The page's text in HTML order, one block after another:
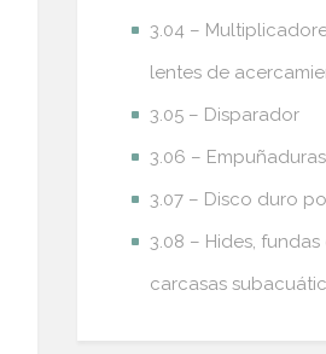
3.04 –
lentes de
3.05 – Disparador
3.06 –
3.07 – Disco duro
3.08 – Hides,
carcasas